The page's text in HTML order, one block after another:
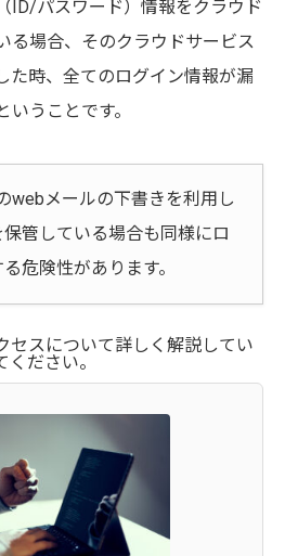
ID/パスワード）情報をクラウド
る場合、そのクラウドサービス
た時、全てのログイン情報が漏
うことです。
webメールの下書きを利用し
管している場合も同様にロ
危険性があります。
セスについて詳しく解説してい
ださい。